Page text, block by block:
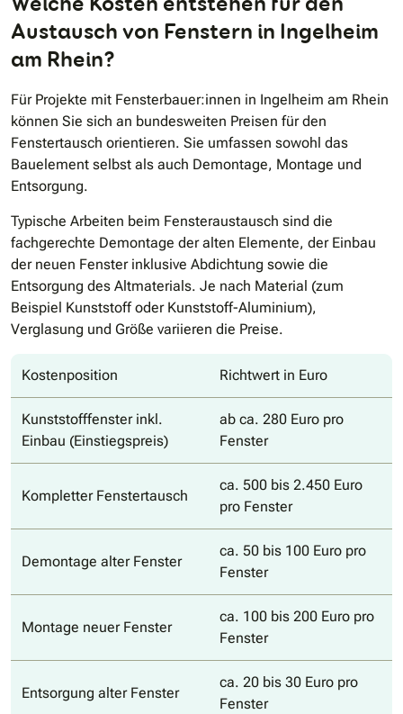
Austausch von Fenstern in Ingelheim
am Rhein?
Für Projekte mit Fensterbauer:innen in Ingelheim am Rhein
können Sie sich an bundesweiten Preisen für den
Fenstertausch orientieren. Sie umfassen sowohl das
Bauelement selbst als auch Demontage, Montage und
Entsorgung.
Typische Arbeiten beim Fensteraustausch sind die
fachgerechte Demontage der alten Elemente, der Einbau
der neuen Fenster inklusive Abdichtung sowie die
Entsorgung des Altmaterials. Je nach Material (zum
Beispiel Kunststoff oder Kunststoff-Aluminium),
Verglasung und Größe variieren die Preise.
Kostenposition Richtwert in Euro
Kunststofffenster inkl.
Einbau (Einstiegspreis)
ab ca. 280 Euro pro
Fenster
Kompletter Fenstertausch
ca. 500 bis 2.450 Euro
pro Fenster
Demontage alter Fenster
ca. 50 bis 100 Euro pro
Fenster
Montage neuer Fenster
ca. 100 bis 200 Euro pro
Fenster
Entsorgung alter Fenster
ca. 20 bis 30 Euro pro
Fenster